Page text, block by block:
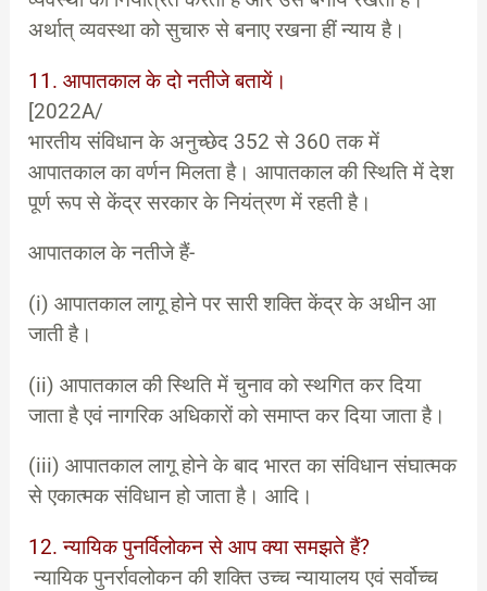
अर्थात् व्यवस्था को सुचारु से बनाए रखना हीं न्याय है।
11. आपातकाल के दो नतीजे बतायें।
[2022A/
भारतीय संविधान के अनुच्छेद 352 से 360 तक में
आपातकाल का वर्णन मिलता है। आपातकाल की स्थिति में देश
पूर्ण रूप से केंद्र सरकार के नियंत्रण में रहती है।
आपातकाल के नतीजे हैं-
(i) आपातकाल लागू होने पर सारी शक्ति केंद्र के अधीन आ
जाती है।
(ii) आपातकाल की स्थिति में चुनाव को स्थगित कर दिया
जाता है एवं नागरिक अधिकारों को समाप्त कर दिया जाता है।
(iii) आपातकाल लागू होने के बाद भारत का संविधान संघात्मक
से एकात्मक संविधान हो जाता है। आदि।
12. न्यायिक पुनर्विलोकन से आप क्या समझते हैं?
न्यायिक पुनर्रावलोकन की शक्ति उच्च न्यायालय एवं सर्वोच्च